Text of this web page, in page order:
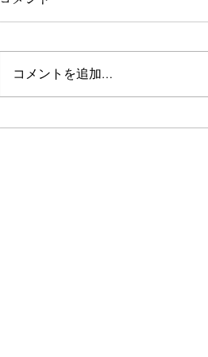
2025年度クレインの通知表〜
コメントを追加…